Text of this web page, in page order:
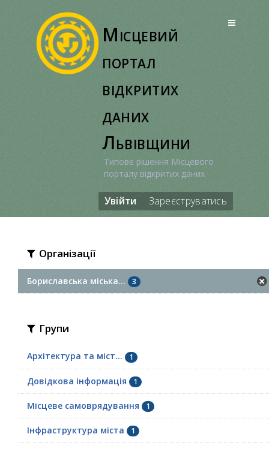
Місцевий
портал
відкритих
даних
Львівщини
Типове рішення Місцевого
порталу відкритих даних
Увійти Зареєструватись
Організації
Бориславська міська... 3
Групи
Архітектура та міст... 1
Довідкова інформація 1
Місцеве самоврядування 1
Інфраструктура міста 1